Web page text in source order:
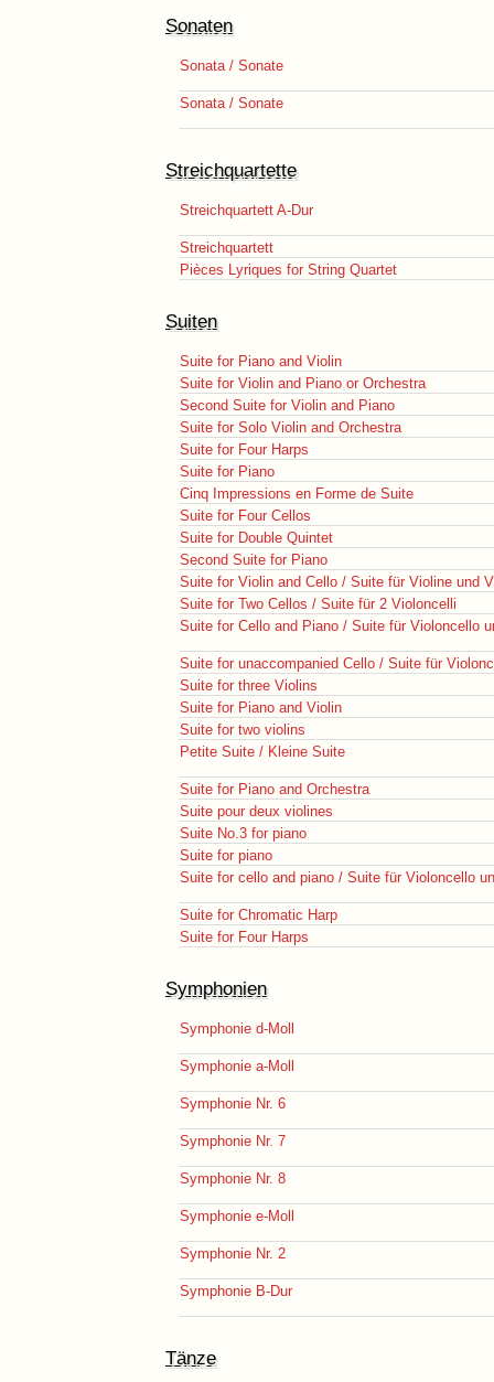
Sonaten
Sonata / Sonate
Sonata / Sonate
Streichquartette
Streichquartett A-Dur
Streichquartett
Pièces Lyriques for String Quartet
Suiten
Suite for Piano and Violin
Suite for Violin and Piano or Orchestra
Second Suite for Violin and Piano
Suite for Solo Violin and Orchestra
Suite for Four Harps
Suite for Piano
Cinq Impressions en Forme de Suite
Suite for Four Cellos
Suite for Double Quintet
Second Suite for Piano
Suite for Violin and Cello / Suite für Violine und
Suite for Two Cellos / Suite für 2 Violoncelli
Suite for Cello and Piano / Suite für Violoncello
Suite for unaccompanied Cello / Suite für
Suite for three Violins
Suite for Piano and Violin
Suite for two violins
Petite Suite / Kleine Suite
Suite for Piano and Orchestra
Suite pour deux violines
Suite No.3 for piano
Suite for piano
Suite for cello and piano / Suite für Violoncello
Suite for Chromatic Harp
Suite for Four Harps
Symphonien
Symphonie d-Moll
Symphonie a-Moll
Symphonie Nr. 6
Symphonie Nr. 7
Symphonie Nr. 8
Symphonie e-Moll
Symphonie Nr. 2
Symphonie B-Dur
Tänze